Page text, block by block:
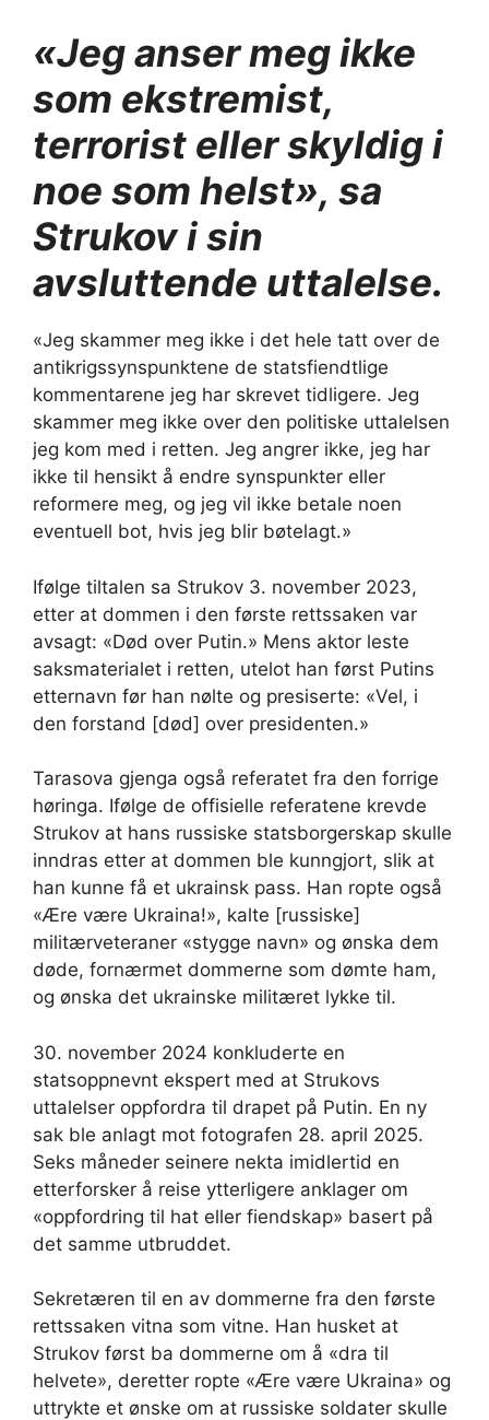
«Jeg anser meg ikke
som ekstremist,
terrorist eller skyldig i
noe som helst», sa
Strukov i sin
avsluttende uttalelse.
«Jeg skammer meg ikke i det hele tatt over de
antikrigssynspunktene de statsfiendtlige
kommentarene jeg har skrevet tidligere. Jeg
skammer meg ikke over den politiske uttalelsen
jeg kom med i retten. Jeg angrer ikke, jeg har
ikke til hensikt å endre synspunkter eller
reformere meg, og jeg vil ikke betale noen
eventuell bot, hvis jeg blir bøtelagt.»
Ifølge tiltalen sa Strukov 3. november 2023,
etter at dommen i den første rettssaken var
avsagt: «Død over Putin.» Mens aktor leste
saksmaterialet i retten, utelot han først Putins
etternavn før han nølte og presiserte: «Vel, i
den forstand [død] over presidenten.»
Tarasova gjenga også referatet fra den forrige
høringa. Ifølge de offisielle referatene krevde
Strukov at hans russiske statsborgerskap skulle
inndras etter at dommen ble kunngjort, slik at
han kunne få et ukrainsk pass. Han ropte også
«Ære være Ukraina!», kalte [russiske]
militærveteraner «stygge navn» og ønska dem
døde, fornærmet dommerne som dømte ham,
og ønska det ukrainske militæret lykke til.
30. november 2024 konkluderte en
statsoppnevnt ekspert med at Strukovs
uttalelser oppfordra til drapet på Putin. En ny
sak ble anlagt mot fotografen 28. april 2025.
Seks måneder seinere nekta imidlertid en
etterforsker å reise ytterligere anklager om
«oppfordring til hat eller fiendskap» basert på
det samme utbruddet.
Sekretæren til en av dommerne fra den første
rettssaken vitna som vitne. Han husket at
Strukov først ba dommerne om å «dra til
helvete», deretter ropte «Ære være Ukraina» og
uttrykte et ønske om at russiske soldater skulle